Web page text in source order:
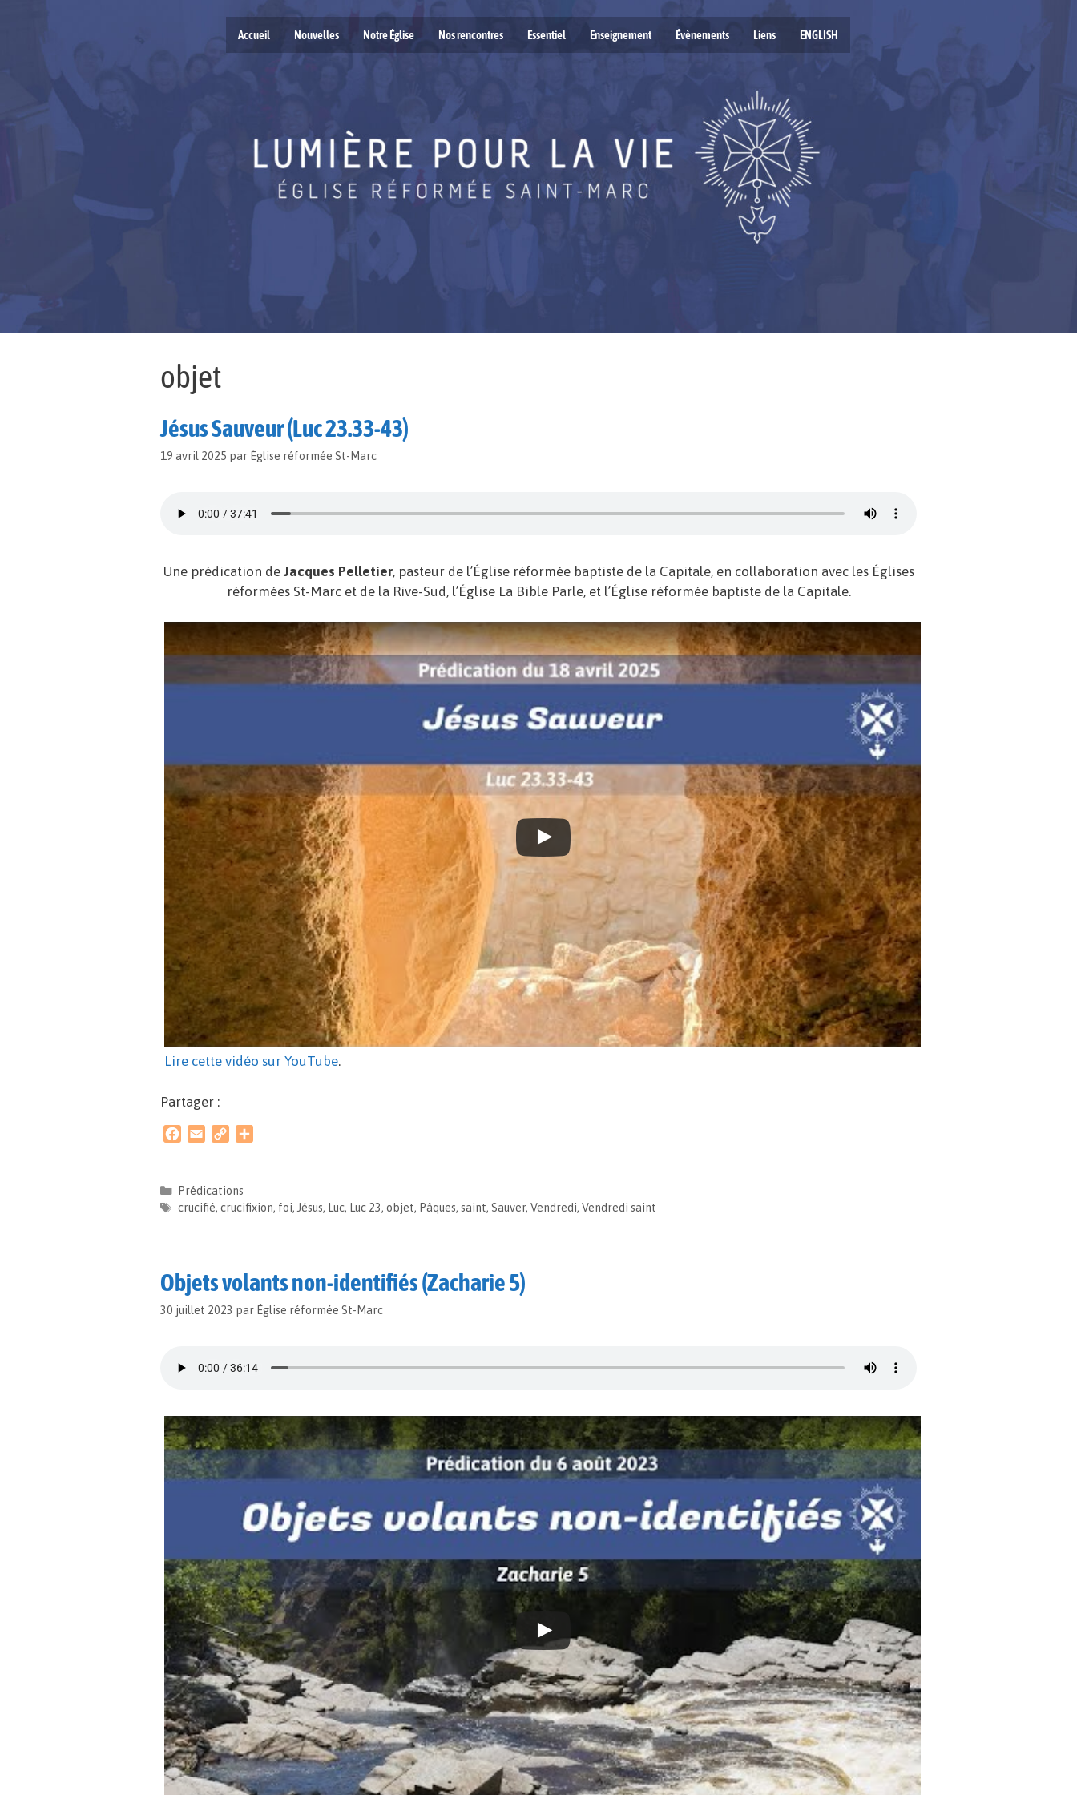
Accueil Nouvelles Notre Église Nos rencontres Essentiel Enseignement Évènements Liens ENGLISH
objet
Jésus Sauveur (Luc 23.33-43)
19 avril 2025 par Église réformée St-Marc
Une prédication de Jacques Pelletier, pasteur de l’Église réformée baptiste de la Capitale, en collaboration avec les Églises
réformées St-Marc et de la Rive-Sud, l’Église La Bible Parle, et l’Église réformée baptiste de la Capitale.
Lire cette vidéo sur YouTube.
Partager :
e
b
i
l
y
L
a
Prédications
crucifié, crucifixion, foi, Jésus, Luc, Luc 23, objet, Pâques, saint, Sauver, Vendredi, Vendredi saint
Objets volants non-identifiés (Zacharie 5)
30 juillet 2023 par Église réformée St-Marc